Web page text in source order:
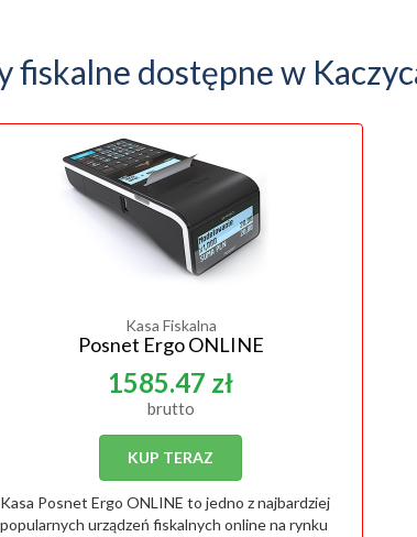
fiskalne dostępne w
Kasa Fiskalna
Posnet Ergo ONLINE
1585.47 zł
brutto
KUP TERAZ
Kasa Posnet Ergo ONLINE to jedno z najbardziej
popularnych urządzeń fiskalnych online na rynku